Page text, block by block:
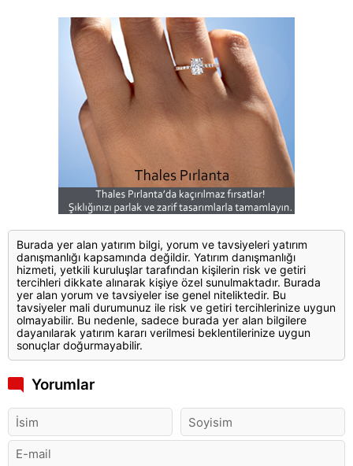
Burada yer alan yatırım bilgi, yorum ve tavsiyeleri yatırım
danışmanlığı kapsamında değildir. Yatırım danışmanlığı
hizmeti, yetkili kuruluşlar tarafından kişilerin risk ve getiri
tercihleri dikkate alınarak kişiye özel sunulmaktadır. Burada
yer alan yorum ve tavsiyeler ise genel niteliktedir. Bu
tavsiyeler mali durumunuz ile risk ve getiri tercihlerinize uygun
olmayabilir. Bu nedenle, sadece burada yer alan bilgilere
dayanılarak yatırım kararı verilmesi beklentilerinize uygun
sonuçlar doğurmayabilir.
Yorumlar